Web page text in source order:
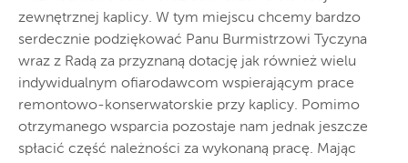
zewnętrznej kaplicy. W tym miejscu chcemy bardzo
serdecznie podziękować Panu Burmistrzowi Tyczyna
wraz z Radą za przyznaną dotację jak również wielu
indywidualnym ofiarodawcom wspierającym prace
remontowo-konserwatorskie przy kaplicy. Pomimo
otrzymanego wsparcia pozostaje nam jednak jeszcze
spłacić część należności za wykonaną pracę. Mając